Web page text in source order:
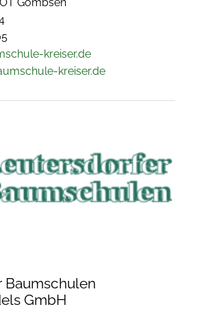
kreiser.de
kreiser.de
Baumschulen
GmbH